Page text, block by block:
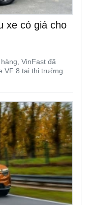
xe có giá cho
VinFast đã
VF 8 tại thị trường